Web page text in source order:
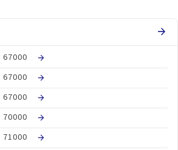
arrow_forward
67000
arrow_forward
67000
arrow_forward
67000
arrow_forward
70000
arrow_forward
71000
arrow_forward